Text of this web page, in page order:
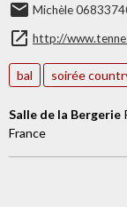
Michèle
http://
bal soirée
Salle de la Bergerie
France